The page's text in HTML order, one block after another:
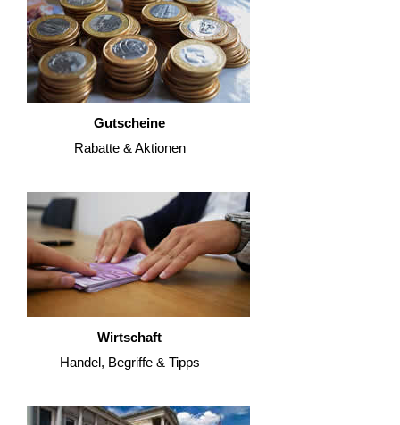
Gutscheine
Rabatte & Aktionen
Wirtschaft
Handel, Begriffe & Tipps